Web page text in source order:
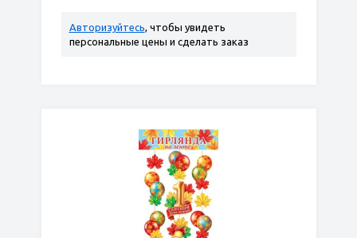
Авторизуйтесь, чтобы увидеть
персональные цены и сделать заказ